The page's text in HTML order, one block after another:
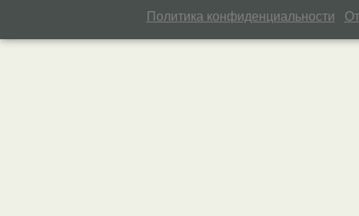
Политика конфиденциальности